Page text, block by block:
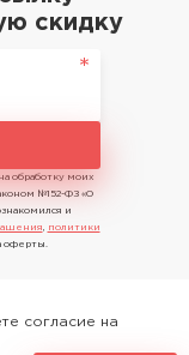
скидку
обработку моих
№152-ФЗ «О
и
политики
оферты.
©
согласие на